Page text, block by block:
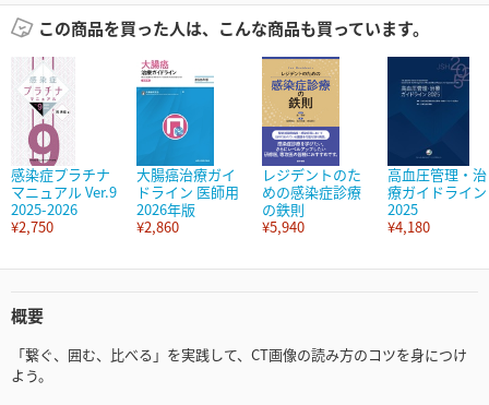
この商品を買った人は、こんな商品も買っています。
感染症プラチナ
マニュアル Ver.9
2025-2026
¥2,750
大腸癌治療ガイ
ドライン 医師用
2026年版
¥2,860
レジデントのた
めの感染症診療
の鉄則
¥5,940
高血圧管理・治
療ガイドライン
2025
¥4,180
概要
「繋ぐ、囲む、比べる」を実践して、CT画像の読み方のコツを身につけ
よう。